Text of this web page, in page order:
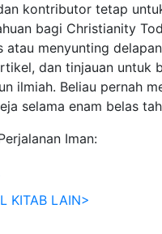
kontributor tetap
bagi Christianity
atau menyunting
dan tinjauan untuk
ilmiah. Beliau pernah
selama enam belas
Iman:
KITAB LAIN>